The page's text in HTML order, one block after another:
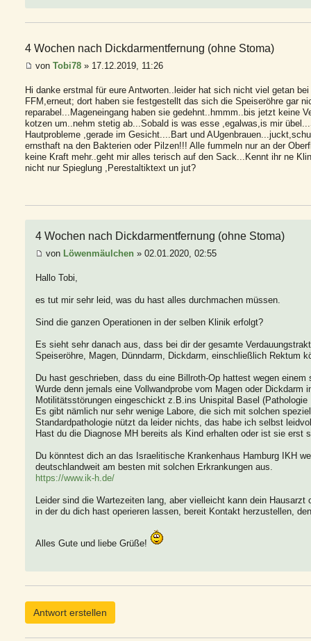
4 Wochen nach Dickdarmentfernung (ohne Stoma)
von Tobi78 » 17.12.2019, 11:26
Hi danke erstmal für eure Antworten..leider hat sich nicht viel getan
FFM,erneut; dort haben sie festgestellt das sich die Speiseröhre gar
reparabel...Mageneingang haben sie gedehnt..hmmm..bis jetzt keine
kotzen um..nehm stetig ab...Sobald is was esse ,egalwas,is mir
Hautprobleme ,gerade im Gesicht....Bart und
ernsthaft na den Bakterien oder Pilzen!!! Alle fummeln nur an der
keine Kraft mehr..geht mir alles terisch auf den Sack...Kennt ihr ne
nicht nur Spieglung ,Perestaltiktext un jut?
4 Wochen nach Dickdarmentfernung (ohne Stoma)
von Löwenmäulchen » 02.01.2020, 02:55
Hallo Tobi,
es tut mir sehr leid, was du hast alles durchmachen müssen.
Sind die ganzen Operationen in der selben Klinik erfolgt?
Es sieht sehr danach aus, dass bei dir der gesamte
Speiseröhre, Magen, Dünndarm, Dickdarm, einschließlich Rektum
Du hast geschrieben, dass du eine Billroth-Op hattest wegen einem
Wurde denn jemals eine Vollwandprobe vom Magen oder Dickdarm
Motilitätsstörungen eingeschickt z.B.ins Unispital Basel (Pathologie
Es gibt nämlich nur sehr wenige Labore, die sich mit solchen
Standardpathologie nützt da leider nichts, das habe ich selbst
Hast du die Diagnose MH bereits als Kind erhalten oder ist sie erst
Du könntest dich an das Israelitische Krankenhaus Hamburg IKH
deutschlandweit am besten mit solchen Erkrankungen aus.
https://www.ik-h.de/
Leider sind die Wartezeiten lang, aber vielleicht kann dein
in der du dich hast operieren lassen, bereit Kontakt herzustellen,
Alles Gute und liebe Grüße!
Antwort erstellen